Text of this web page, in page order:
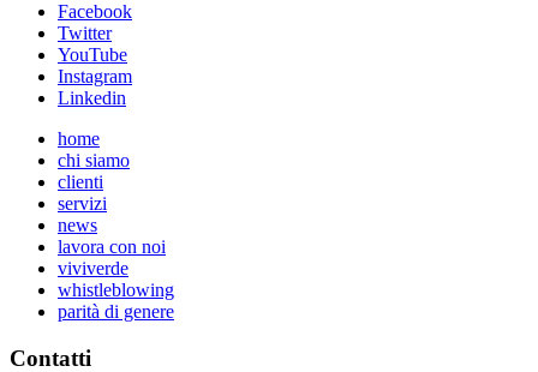
Facebook
Twitter
YouTube
Instagram
Linkedin
home
chi siamo
clienti
servizi
news
lavora con noi
viviverde
whistleblowing
parità di genere
Contatti